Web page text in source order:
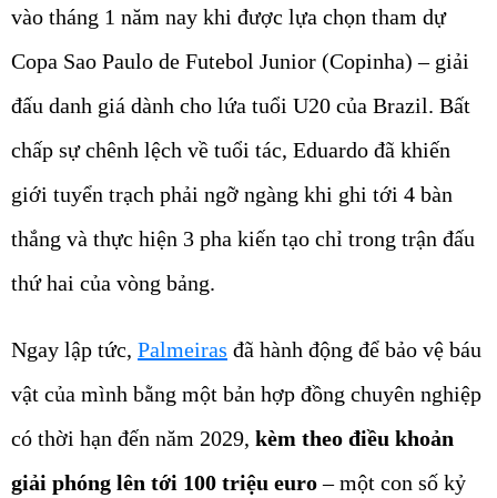
vào tháng 1 năm nay khi được lựa chọn tham dự
Copa Sao Paulo de Futebol Junior (Copinha) – giải
đấu danh giá dành cho lứa tuổi U20 của Brazil. Bất
chấp sự chênh lệch về tuổi tác, Eduardo đã khiến
giới tuyển trạch phải ngỡ ngàng khi ghi tới 4 bàn
thắng và thực hiện 3 pha kiến tạo chỉ trong trận đấu
thứ hai của vòng bảng.
Ngay lập tức, Palmeiras đã hành động để bảo vệ báu
vật của mình bằng một bản hợp đồng chuyên nghiệp
có thời hạn đến năm 2029, kèm theo điều khoản
giải phóng lên tới 100 triệu euro– một con số kỷ